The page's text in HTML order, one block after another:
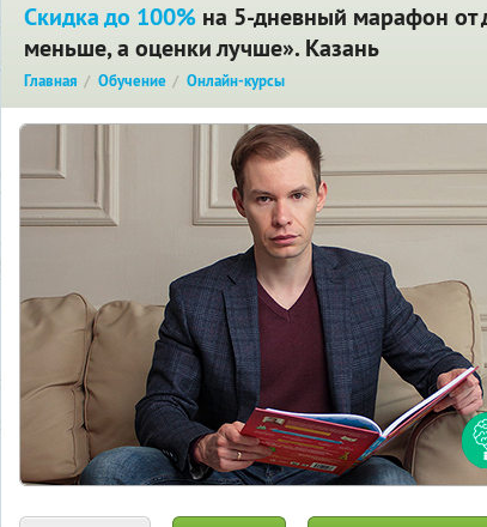
Скидка до 100% на 5-дневный марафон от
меньше, а оценки лучше». Казань
Главная Обучение Онлайн-курсы